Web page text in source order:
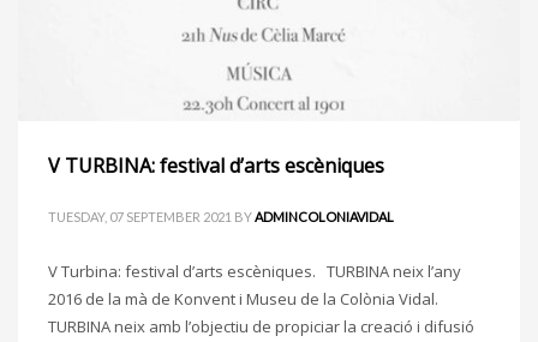
V TURBINA: festival d’arts escèniques
TUESDAY, 07 SEPTEMBER 2021 BYADMINCOLONIAVIDAL
V Turbina: festival d’arts escèniques. TURBINA neix l’any
2016 de la mà de Konvent i Museu de la Colònia Vidal.
TURBINA neix amb l’objectiu de propiciar la creació i difusió